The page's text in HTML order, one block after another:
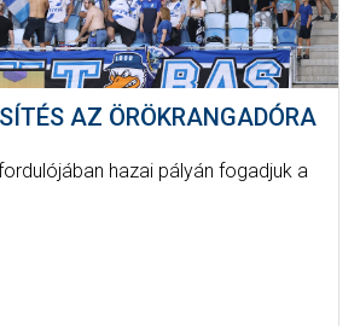
AZ ÖRÖKRANGADÓRA
hazai pályán fogadjuk a